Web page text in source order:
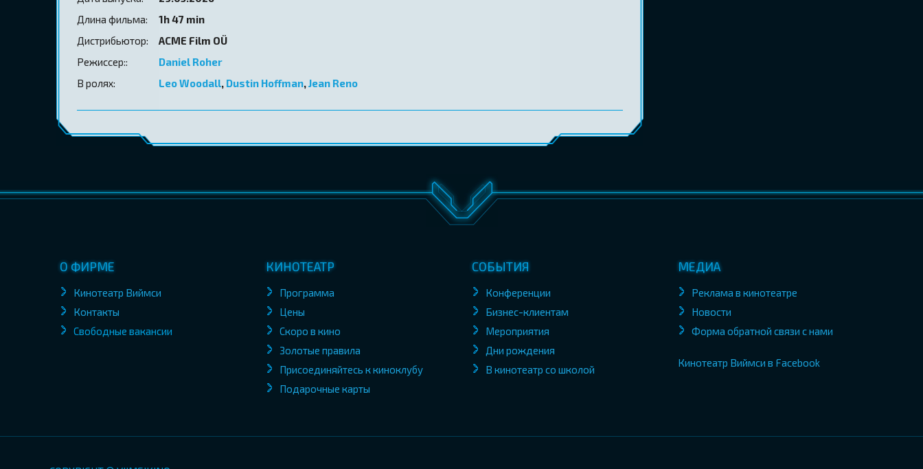
Длина фильма:
1h 47 min
Дистрибьютор:
ACME Film OÜ
Режиссер::
Daniel Roher
В ролях:
Leo Woodall, Dustin Hoffman,Jean Reno
О ФИРМЕ
Кинотеатр Виймси
Контакты
Свободные вакансии
КИНОТЕАТР
Программа
Цены
Скоро в кино
Золотые правила
Присоединяйтесь к киноклубу
Подарочные карты
СОБЫТИЯ
Конференции
Бизнес-клиентам
Мероприятия
Дни рождения
В кинотеатр со школой
МЕДИА
Реклама в кинотеатре
Новости
Форма обратной связи с нами
Кинотеатр Виймси в Facebook